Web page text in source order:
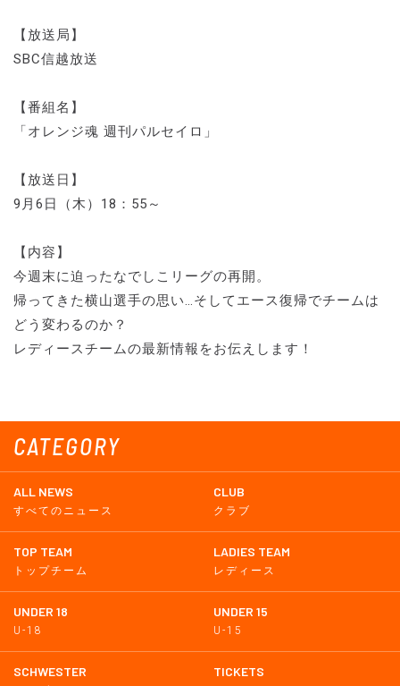
CATEGORY
ALL NEWS
すべてのニュース
CLUB
クラブ
TOP TEAM
トップチーム
LADIES TEAM
レディース
UNDER 18
U-18
UNDER 15
U-15
SCHWESTER TICKETS
【放送局】
SBC信越放送
【番組名】
「オレンジ魂 週刊パルセイロ」
【放送日】
9月6日（木）18：55～
【内容】
今週末に迫ったなでしこリーグの再開。
帰ってきた横山選手の思い…そしてエース復帰でチームは
どう変わるのか？
レディースチームの最新情報をお伝えします！